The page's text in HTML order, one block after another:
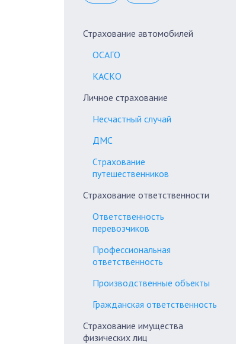
Страхование автомобилей
ОСАГО
КАСКО
Личное страхование
Несчастный случай
ДМС
Страхование
путешественников
Страхование ответственности
Ответственность
перевозчиков
Профессиональная
ответственность
Производственные объекты
Гражданская ответственность
Страхование имущества
физических лиц